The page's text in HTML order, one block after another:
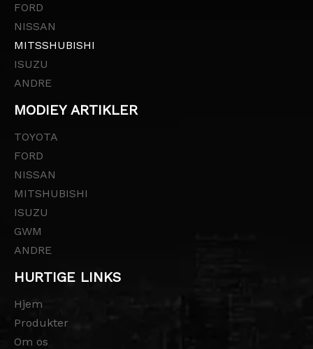
FORD
NISSAN
MITSSHUBISHI
ISUZU
ANDRE
MODIEY ARTIKLER
TOYOTA
FORD
NISSAN
MITSHUBISHI
ISUZU
GWM
ANDRE
HURTIGE LINKS
Hjem
Produkter
Om os